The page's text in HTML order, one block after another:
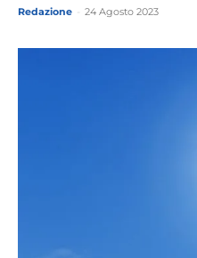
Redazione 24 Agosto 2023